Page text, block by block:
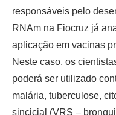
responsáveis pelo
RNAm na Fiocruz já
aplicação em vacinas
Neste caso, os
poderá ser utilizado
malária, tuberculose,
sincicial (VRS –